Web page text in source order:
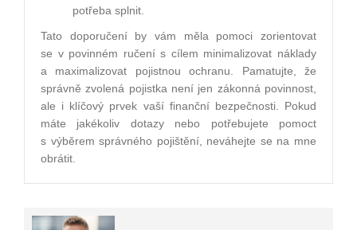
potřeba splnit.
Tato doporučení by vám měla pomoci zorientovat
se v povinném ručení s cílem minimalizovat náklady
a maximalizovat pojistnou ochranu. Pamatujte, že
správně zvolená pojistka není jen zákonná povinnost,
ale i klíčový prvek vaší finanční bezpečnosti. Pokud
máte jakékoliv dotazy nebo potřebujete pomoct
s výběrem správného pojištění, neváhejte se na mne
obrátit.